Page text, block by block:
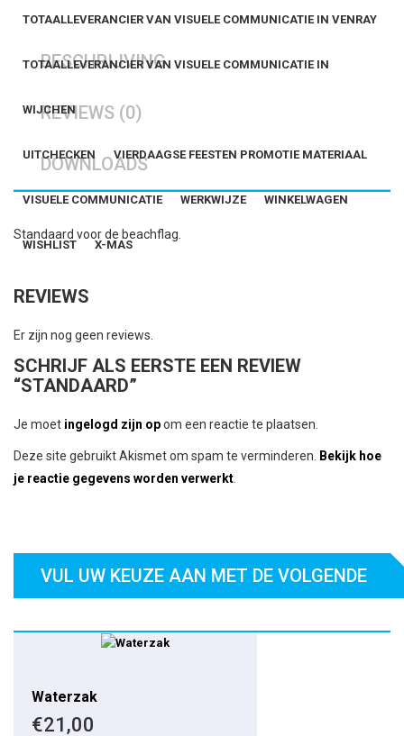
TOTAALLEVERANCIER VAN VISUELE COMMUNICATIE IN VENRAY
TOTAALLEVERANCIER VAN VISUELE COMMUNICATIE IN
WIJCHEN
UITCHECKEN VIERDAAGSE FEESTEN PROMOTIE MATERIAAL
VISUELE COMMUNICATIE WERKWIJZE WINKELWAGEN
WISHLIST X-MAS
BESCHRIJVING
REVIEWS (0)
DOWNLOADS
Standaard voor de beachflag.
REVIEWS
Er zijn nog geen reviews.
SCHRIJF ALS EERSTE EEN REVIEW
“STANDAARD”
Je moet ingelogd zijn opom een reactie te plaatsen.
Deze site gebruikt Akismet om spam te verminderen.
Bekijk hoe
je reactie gegevens worden verwerkt
VUL UW KEUZE AAN MET DE VOLGENDE
Waterzak
€21,00